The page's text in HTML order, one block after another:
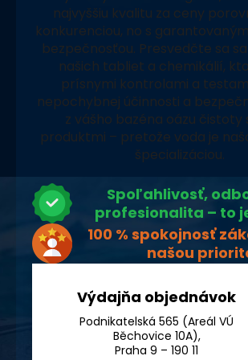
najvyššiu kvalitu za ceny
konkurenciou, no s
bezpečnosťou. Presvedčte sa
našich tabliet a chemikálií,
prísnymi kontrolami a
nepochybnej účinnosti a
z vášho bazéna oázu čistoty
produktmi – pretože voda je
špecializáciou.
Spoľahlivosť,
profesionalita – to
100 % spokojnosť
našou
Výdajňa objednávok
Podnikatelská 565 (Areál VÚ
Běchovice 10A),
Praha 9 – 190 11